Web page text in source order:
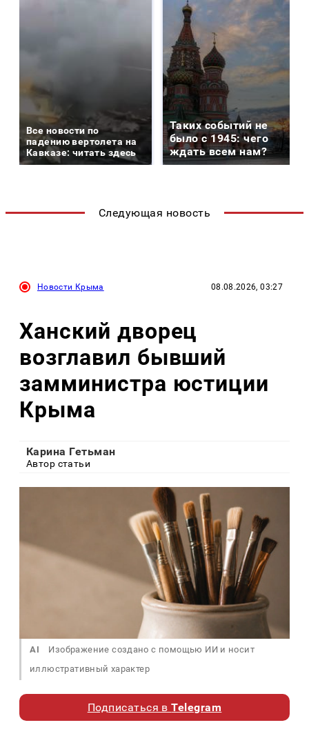
Все новости по
падению вертолета на
Кавказе: читать здесь
Таких событий не
было с 1945: чего
ждать всем нам?
Следующая новость
Новости Крыма 08.08.2026, 03:27
Ханский дворец
возглавил бывший
замминистра юстиции
Крыма
Карина Гетьман
Автор статьи
AI
Изображение создано с помощью ИИ и носит
иллюстративный характер
Подписаться вTelegram